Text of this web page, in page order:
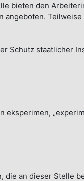
bieten den
angeboten. Teilweise
Schutz staatlicher
eksperimen,
die an dieser Stelle